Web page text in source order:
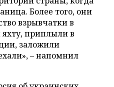
Более того, они
взрывчатки в
приплыли в
заложили
– напомнил